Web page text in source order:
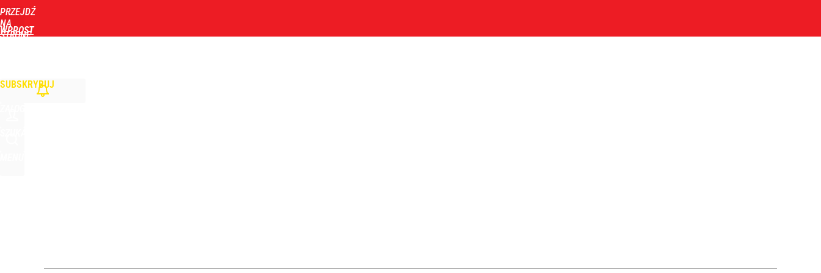
PRZEJDŹ
NA
STRONĘ
WPROST
SUBSKRYBUJ
1